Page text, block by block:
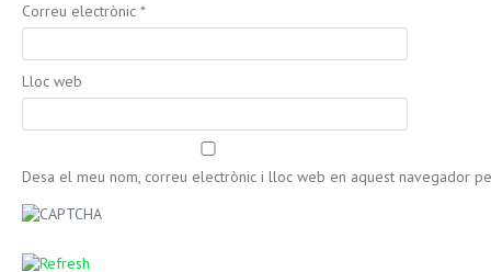
Correu electrònic *
Lloc web
Desa el meu nom, correu electrònic i lloc web en aquest navegador